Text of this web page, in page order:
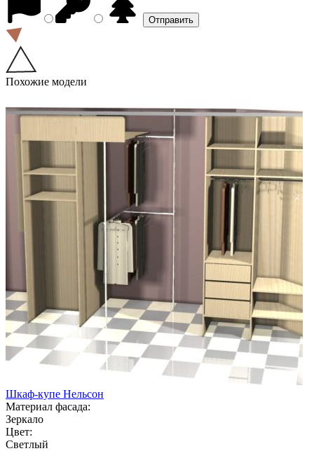
Похожие модели
Шкаф-купе Нельсон
Материал фасада:
Зеркало
Цвет:
Светлый